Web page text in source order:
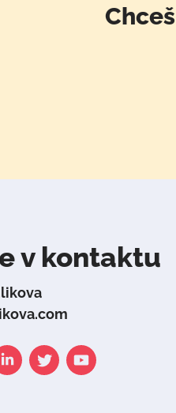
v kontaktu